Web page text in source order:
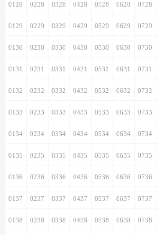
0128 0228 0328 0428 0528 0628 0728
0129 0229 0329 0429 0529 0629 0729
0130 0230 0330 0430 0530 0630 0730
0131 0231 0331 0431 0531 0631 0731
0132 0232 0332 0432 0532 0632 0732
0133 0233 0333 0433 0533 0633 0733
0134 0234 0334 0434 0534 0634 0734
0135 0235 0335 0435 0535 0635 0735
0136 0236 0336 0436 0536 0636 0736
0137 0237 0337 0437 0537 0637 0737
0138 0238 0338 0438 0538 0638 0738